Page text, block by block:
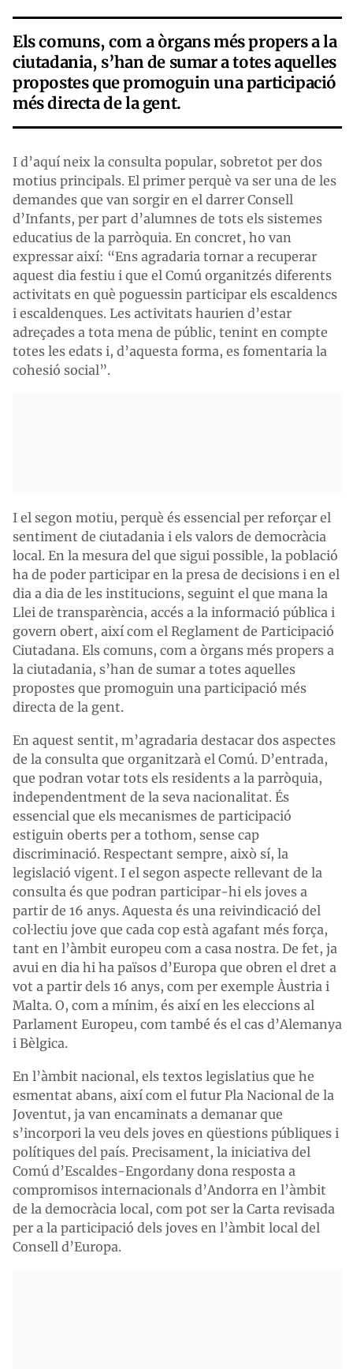
Els comuns, com a òrgans més propers a la
ciutadania, s’han de sumar a totes aquelles
propostes que promoguin una participació
més directa de la gent.
I d’aquí neix la consulta popular, sobretot per dos
motius principals. El primer perquè va ser una de les
demandes que van sorgir en el darrer Consell
d’Infants, per part d’alumnes de tots els sistemes
educatius de la parròquia. En concret, ho van
expressar així: “Ens agradaria tornar a recuperar
aquest dia festiu i que el Comú organitzés diferents
activitats en què poguessin participar els escaldencs
i escaldenques. Les activitats haurien d’estar
adreçades a tota mena de públic, tenint en compte
totes les edats i, d’aquesta forma, es fomentaria la
cohesió social”.
I el segon motiu, perquè és essencial per reforçar el
sentiment de ciutadania i els valors de democràcia
local. En la mesura del que sigui possible, la població
ha de poder participar en la presa de decisions i en el
dia a dia de les institucions, seguint el que mana la
Llei de transparència, accés a la informació pública i
govern obert, així com el Reglament de Participació
Ciutadana. Els comuns, com a òrgans més propers a
la ciutadania, s’han de sumar a totes aquelles
propostes que promoguin una participació més
directa de la gent.
En aquest sentit, m’agradaria destacar dos aspectes
de la consulta que organitzarà el Comú. D’entrada,
que podran votar tots els residents a la parròquia,
independentment de la seva nacionalitat. És
essencial que els mecanismes de participació
estiguin oberts per a tothom, sense cap
discriminació. Respectant sempre, això sí, la
legislació vigent. I el segon aspecte rellevant de la
consulta és que podran participar-hi els joves a
partir de 16 anys. Aquesta és una reivindicació del
col·lectiu jove que cada cop està agafant més força,
tant en l’àmbit europeu com a casa nostra. De fet, ja
avui en dia hi ha països d’Europa que obren el dret a
vot a partir dels 16 anys, com per exemple Àustria i
Malta. O, com a mínim, és així en les eleccions al
Parlament Europeu, com també és el cas d’Alemanya
i Bèlgica.
En l’àmbit nacional, els textos legislatius que he
esmentat abans, així com el futur Pla Nacional de la
Joventut, ja van encaminats a demanar que
s’incorpori la veu dels joves en qüestions públiques i
polítiques del país. Precisament, la iniciativa del
Comú d’Escaldes-Engordany dona resposta a
compromisos internacionals d’Andorra en l’àmbit
de la democràcia local, com pot ser la Carta revisada
per a la participació dels joves en l’àmbit local del
Consell d’Europa.